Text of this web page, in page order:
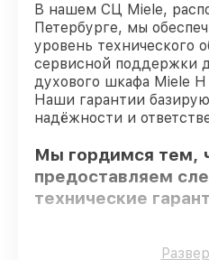
В нашем СЦ Miele,
Петербурге, мы
уровень технического
сервисной поддержки
духового шкафа Miele
Наши гарантии
надёжности и
Мы гордимся тем,
предоставляем
технические
Оригинальные